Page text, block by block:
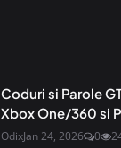
Coduri si Parole
Xbox One/360 si
OdixJan 24, 2026 0